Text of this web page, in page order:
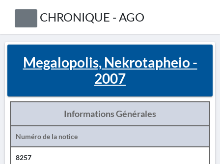
CHRONIQUE - AGO
Megalopolis, Nekrotapheio -
2007
Informations Générales
Numéro de la notice
8257